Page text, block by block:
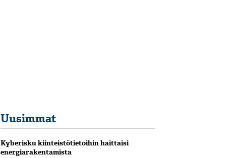
Uusimmat
Kyberisku kiinteistötietoihin haittaisi
energiarakentamista